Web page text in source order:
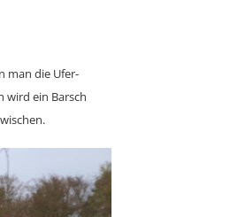
man die Ufer-
wird ein Barsch